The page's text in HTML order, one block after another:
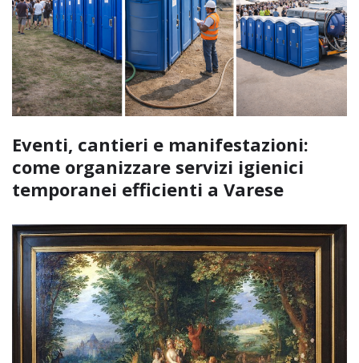
Eventi, cantieri e manifestazioni:
come organizzare servizi igienici
temporanei efficienti a Varese